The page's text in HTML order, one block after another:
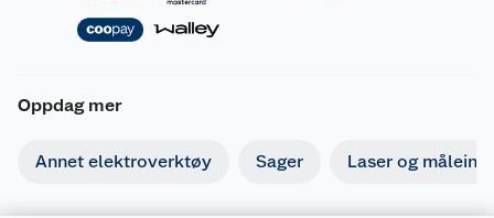
Oppdag mer
Annet elektroverktøy Sager Laser og